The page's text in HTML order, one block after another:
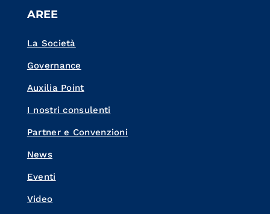
AREE
La Società
Governance
Auxilia Point
I nostri consulenti
Partner e Convenzioni
News
Eventi
Video